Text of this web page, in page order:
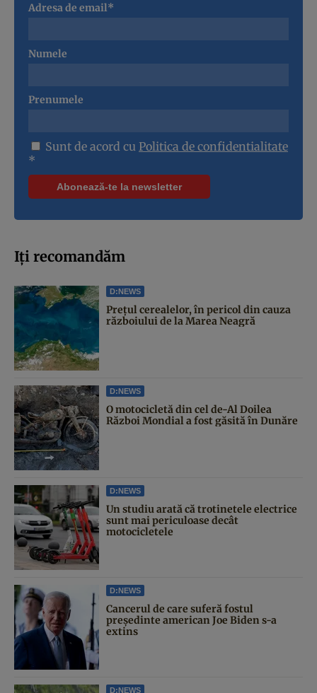
Adresa de email*
Numele
Prenumele
Sunt de acord cu Politica de confidentialitate
*
Iți recomandăm
D:NEWS
Prețul cerealelor, în pericol din cauza
războiului de la Marea Neagră
D:NEWS
O motocicletă din cel de-Al Doilea
Război Mondial a fost găsită în Dunăre
D:NEWS
Un studiu arată că trotinetele electrice
sunt mai periculoase decât
motocicletele
D:NEWS
Cancerul de care suferă fostul
președinte american Joe Biden s-a
extins
D:NEWS